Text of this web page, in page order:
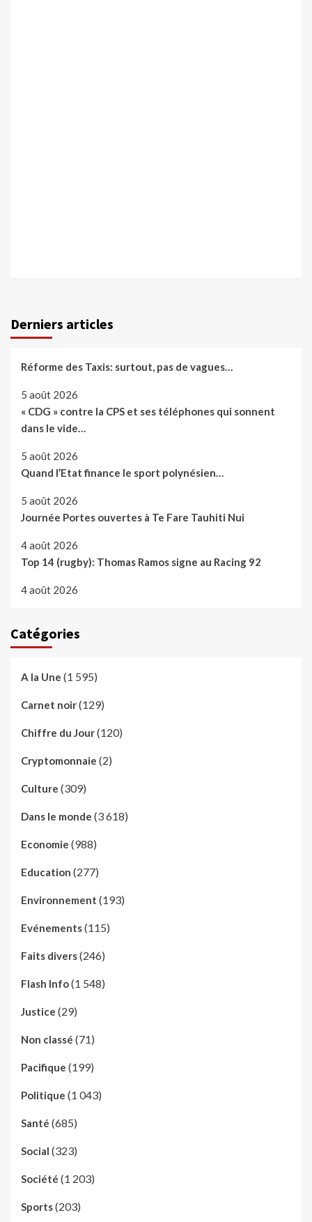
Derniers articles
Réforme des Taxis: surtout, pas de vagues…
5 août 2026
« CDG » contre la CPS et ses téléphones qui sonnent
dans le vide…
5 août 2026
Quand l’Etat finance le sport polynésien…
5 août 2026
Journée Portes ouvertes à Te Fare Tauhiti Nui
4 août 2026
Top 14 (rugby): Thomas Ramos signe au Racing 92
4 août 2026
Catégories
A la Une (1 595)
Carnet noir(129)
Chiffre du Jour(120)
Cryptomonnaie (2)
Culture (309)
Dans le monde (3 618)
Economie (988)
Education (277)
Environnement (193)
Evénements(115)
Faits divers(246)
Flash Info(1 548)
Justice (29)
Non classé (71)
Pacifique (199)
Politique (1 043)
Santé (685)
Social (323)
Société (1 203)
Sports(203)